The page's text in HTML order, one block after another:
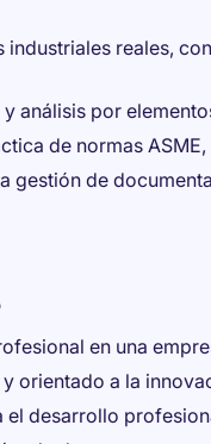
industriales reales,
análisis por
de normas ASME,
gestión de
en una
orientado a la
el desarrollo